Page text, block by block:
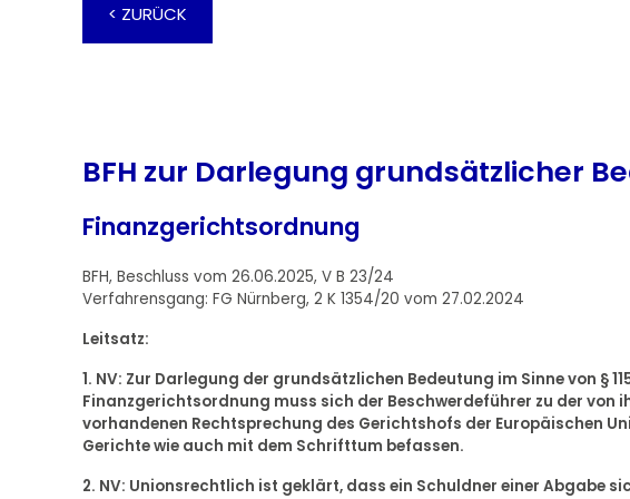
< ZURÜCK
BFH zur Darlegung grundsätzlicher
Finanzgerichtsordnung
BFH, Beschluss vom 26.06.2025, V B 23/24
Verfahrensgang: FG Nürnberg, 2 K 1354/20 vom 27.02.2024
Leitsatz:
1. NV: Zur Darlegung der grundsätzlichen Bedeutung im Sinne von § 115
Finanzgerichtsordnung muss sich der Beschwerdeführer zu der von
vorhandenen Rechtsprechung des Gerichtshofs der Europäischen
Gerichte wie auch mit dem Schrifttum befassen.
2. NV: Unionsrechtlich ist geklärt, dass ein Schuldner einer Abgabe